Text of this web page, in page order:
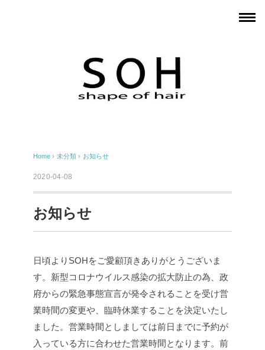
Home › 未分類 › お知らせ
2020-04-08
お知らせ
日頃よりSOHをご愛顧頂きありがとうございま
す。 新型コロナウイルス感染の拡大防止の為、政
府からの緊急事態宣言が発令されることを受け営
業時間の変更や、臨時休業することを決定いたし
ました。 営業時間としましては前日までに予約が
入っている方に合わせた営業時間となります。 前